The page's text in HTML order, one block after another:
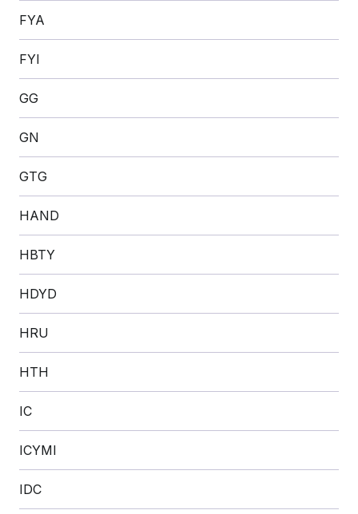
FYA
FYI
GG
GN
GTG
HAND
HBTY
HDYD
HRU
HTH
IC
ICYMI
IDC